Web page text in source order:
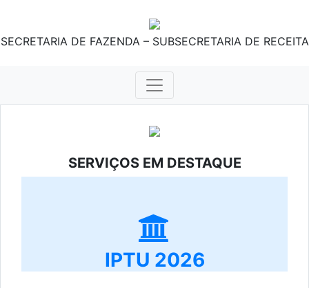
SECRETARIA DE FAZENDA – SUBSECRETARIA DE RECEITA
SERVIÇOS EM DESTAQUE
IPTU 2026